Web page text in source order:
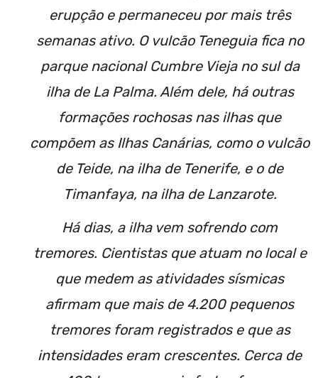
erupção e permaneceu por mais três
semanas ativo. O vulcão Teneguia fica no
parque nacional Cumbre Vieja no sul da
ilha de La Palma. Além dele, há outras
formações rochosas nas ilhas que
compõem as Ilhas Canárias, como o vulcão
de Teide, na ilha de Tenerife, e o de
Timanfaya, na ilha de Lanzarote.
Há dias, a ilha vem sofrendo com
tremores. Cientistas que atuam no local e
que medem as atividades sísmicas
afirmam que mais de 4.200 pequenos
tremores foram registrados e que as
intensidades eram crescentes. Cerca de